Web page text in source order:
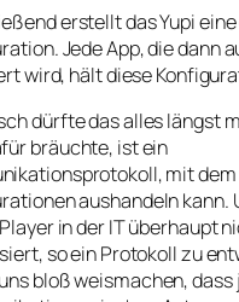
erstellt das Yupi
Jede App, die dann
wird, hält diese
dürfte das alles längst
bräuchte, ist ein
mit
aushandeln kann.
in der IT überhaupt
so ein Protokoll zu
bloß weismachen, dass